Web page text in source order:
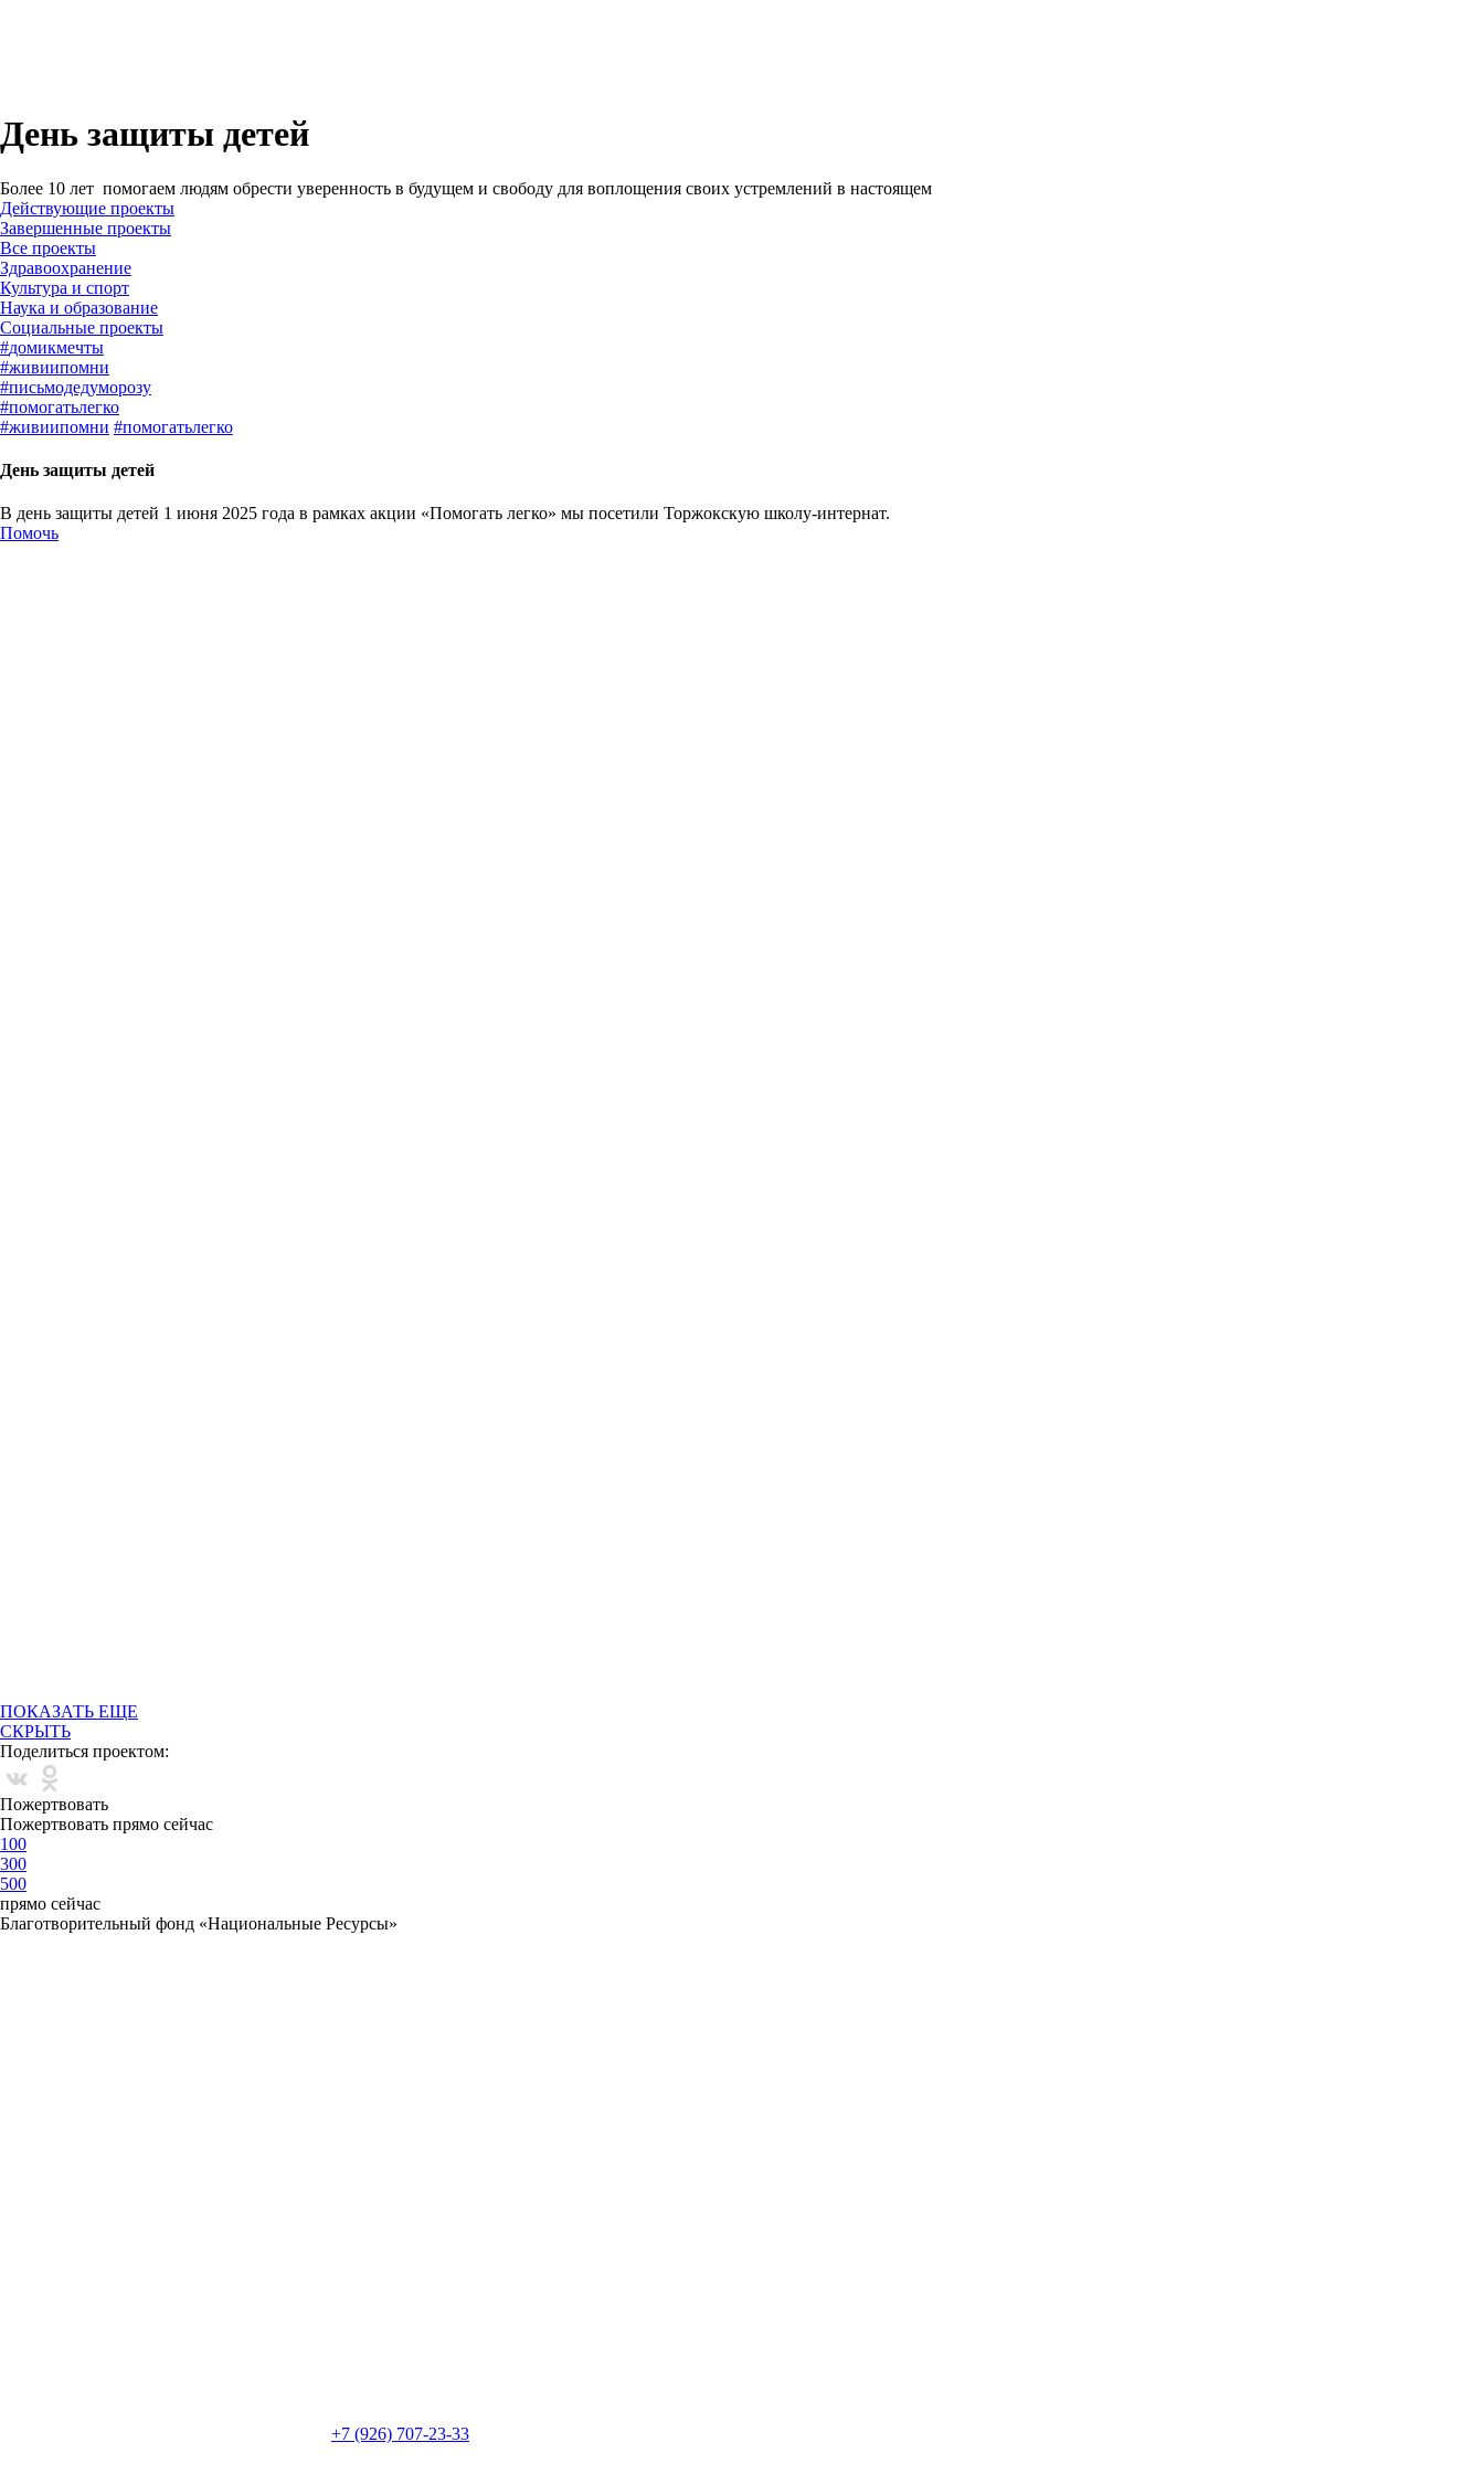
День защиты детей
Более 10 лет помогаем людям обрести уверенность в будущем и свободу для воплощения своих устремлений в настоящем
Действующие проекты
Завершенные проекты
#домикмечты
#живиипомни
#письмодедуморозу
#помогатьлегко
#живиипомни #помогатьлегко
День защиты детей
В день защиты детей 1 июня 2025 года в рамках акции «Помогать легко» мы посетили Торжокскую школу-интернат.
Помочь
ПОКАЗАТЬ ЕЩЕ
СКРЫТЬ
Поделиться проектом:
Пожертвовать
Пожертвовать прямо сейчас
100
300
500
прямо сейчас
Благотворительный фонд «Национальные Ресурсы»
+7 (926) 707-23-33